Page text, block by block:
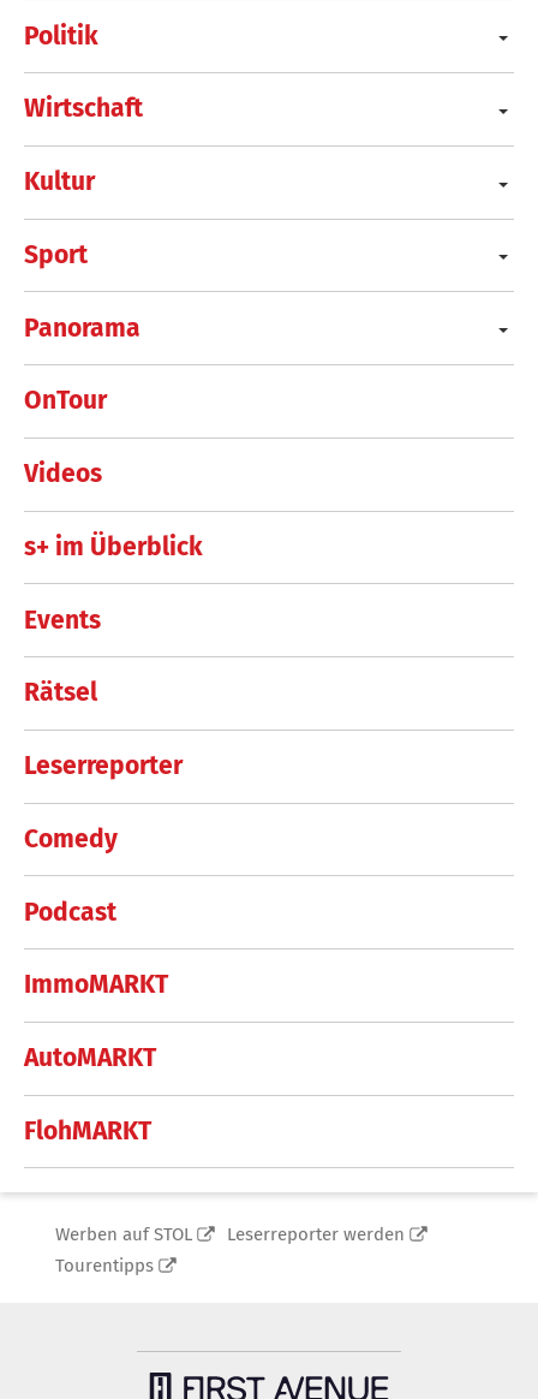
Politik
Wirtschaft
Kultur
Sport
Panorama
OnTour
Videos
s+ im Überblick
Events
Rätsel
Leserreporter
Comedy
Podcast
ImmoMARKT
AutoMARKT
FlohMARKT
Werben auf STOL
Leserreporter werden
Tourentipps